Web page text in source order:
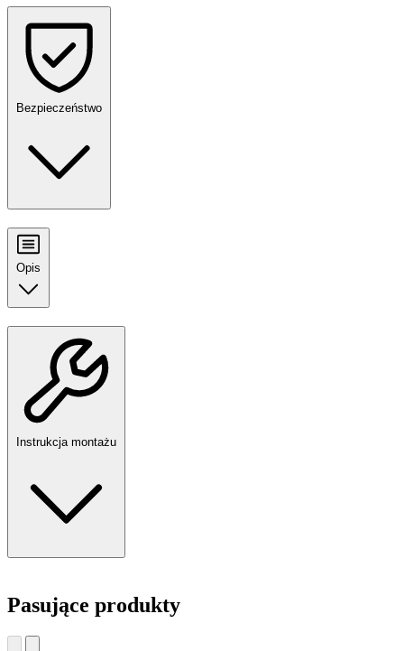
Bezpieczeństwo
Opis
Instrukcja montażu
Pasujące produkty